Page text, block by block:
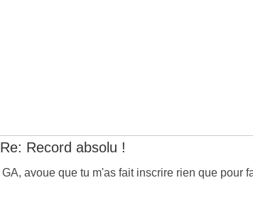
Re: Record absolu !
GA, avoue que tu m'as fait inscrire rien que pour